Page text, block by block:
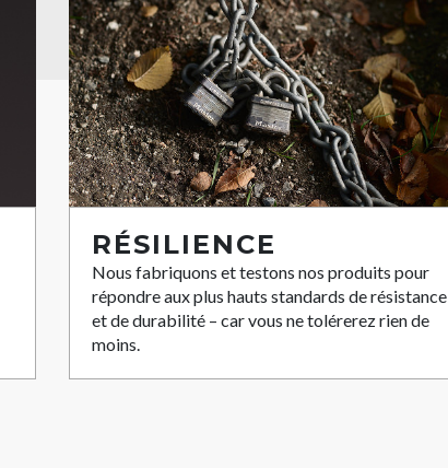
RÉSILIENCE
Nous fabriquons et testons nos produits pour
répondre aux plus hauts standards de résistance
et de durabilité – car vous ne tolérerez rien de
moins.